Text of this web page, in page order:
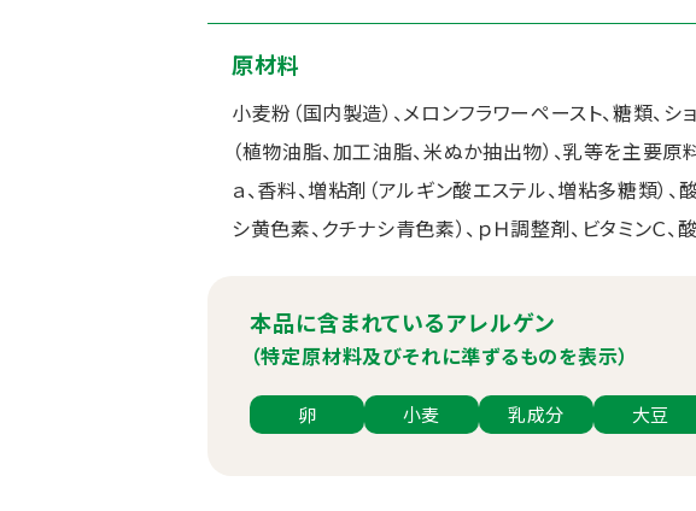
原材料
小麦粉（国内製造）、メロンフラワーペースト、糖類、
（植物油脂、加工油脂、米ぬか抽出物）、乳等を主要原
ａ、香料、増粘剤（アルギン酸エステル、増粘多糖類）、
シ黄色素、クチナシ青色素）、ｐＨ調整剤、ビタミンＣ、
本品に含まれているアレルゲン
（特定原材料及びそれに準ずるものを表示）
卵 小麦 乳成分 大豆